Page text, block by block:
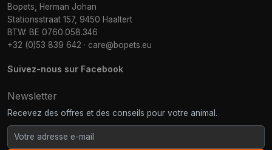
Bopets, Herman Johan
Stationsstraat 157, 9450 Haaltert
BTW: BE 0760.058.346
+32 (0)53 839 642 · care@bopets.eu
Suivez-nous sur Facebook
Newsletter
Recevez des offres et des conseils pour votre animal.